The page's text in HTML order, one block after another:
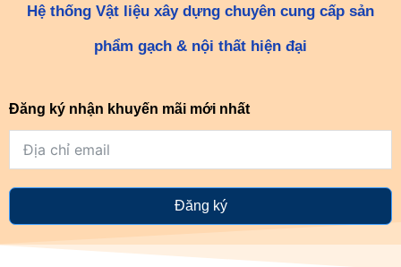
Hệ thống Vật liệu xây dựng chuyên cung cấp sản
phẩm gạch & nội thất hiện đại
Đăng ký nhận khuyến mãi mới nhất
Đăng ký